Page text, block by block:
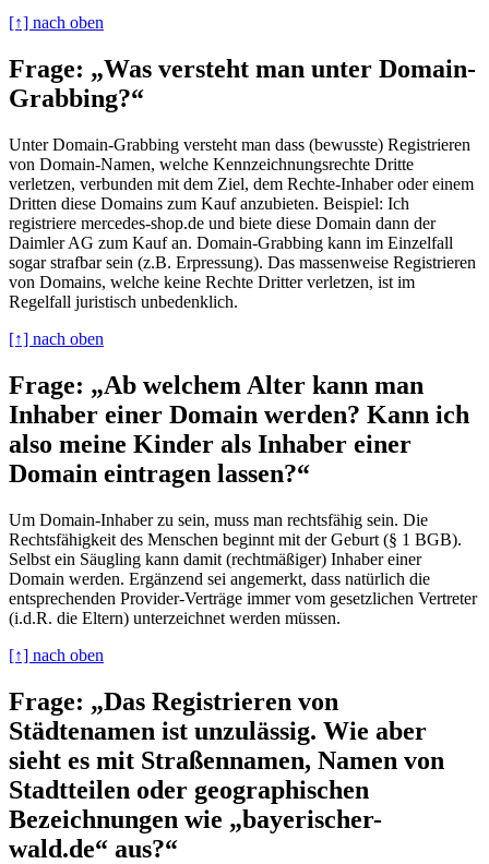
[↑] nach oben
Frage: „Was versteht man unter Domain-
Grabbing?“
Unter Domain-Grabbing versteht man dass (bewusste) Registrieren
von Domain-Namen, welche Kennzeichnungsrechte Dritte
verletzen, verbunden mit dem Ziel, dem Rechte-Inhaber oder einem
Dritten diese Domains zum Kauf anzubieten. Beispiel: Ich
registriere mercedes-shop.de und biete diese Domain dann der
Daimler AG zum Kauf an. Domain-Grabbing kann im Einzelfall
sogar strafbar sein (z.B. Erpressung). Das massenweise Registrieren
von Domains, welche keine Rechte Dritter verletzen, ist im
Regelfall juristisch unbedenklich.
[↑] nach oben
Frage: „Ab welchem Alter kann man
Inhaber einer Domain werden? Kann ich
also meine Kinder als Inhaber einer
Domain eintragen lassen?“
Um Domain-Inhaber zu sein, muss man rechtsfähig sein. Die
Rechtsfähigkeit des Menschen beginnt mit der Geburt (§ 1 BGB).
Selbst ein Säugling kann damit (rechtmäßiger) Inhaber einer
Domain werden. Ergänzend sei angemerkt, dass natürlich die
entsprechenden Provider-Verträge immer vom gesetzlichen Vertreter
(i.d.R. die Eltern) unterzeichnet werden müssen.
[↑] nach oben
Frage: „Das Registrieren von
Städtenamen ist unzulässig. Wie aber
sieht es mit Straßennamen, Namen von
Stadtteilen oder geographischen
Bezeichnungen wie „bayerischer-
wald.de“ aus?“